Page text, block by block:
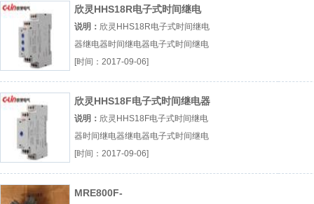
欣灵HHS18R电子式时间继电
器
说明： 欣灵HHS18R电子式时间继电
器继电器时间继电器电子式时间继电
器厂（...『继电器』
[时间：2017-09-06]
欣灵HHS18F电子式时间继电器
说明： 欣灵HHS18F电子式时间继电
器时间继电器继电器电子式时间继电
器厂（...『时间继电器』
[时间：2017-09-06]
MRE800F-